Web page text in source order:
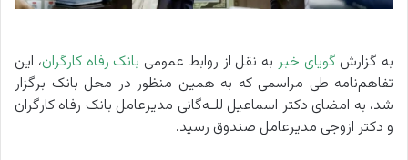
به گزارش گویای خبر به نقل از روابط عمومی بانک رفاه کارگران، این
تفاهم‌نامه طی مراسمی که به همین منظور در محل بانک برگزار
شد، به امضای دکتر اسماعیل للـه‌گانی مدیرعامل بانک رفاه کارگران
و دکتر ازوجی مدیرعامل صندوق رسید.